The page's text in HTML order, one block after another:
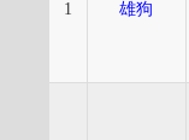
1 雄狗